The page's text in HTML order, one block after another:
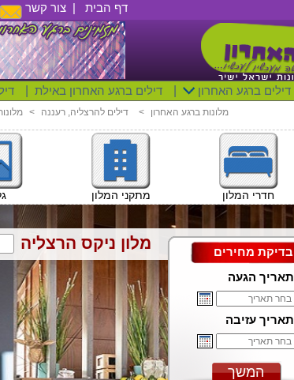
צור קשר | דף הבית
דילים ברגע האחרון באילת דילים ברגע האחרון
< דילים להרצליה, רעננה < מלונות ברגע האחרון
מתקני המלון חדרי המלון
מלון ניקס הרצליה
בדיקת מחירים
תאריך הגעה
תאריך עזיבה
המשך